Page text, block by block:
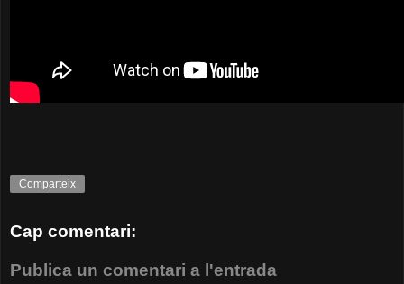
Comparteix
Cap comentari:
Publica un comentari a l'entrada